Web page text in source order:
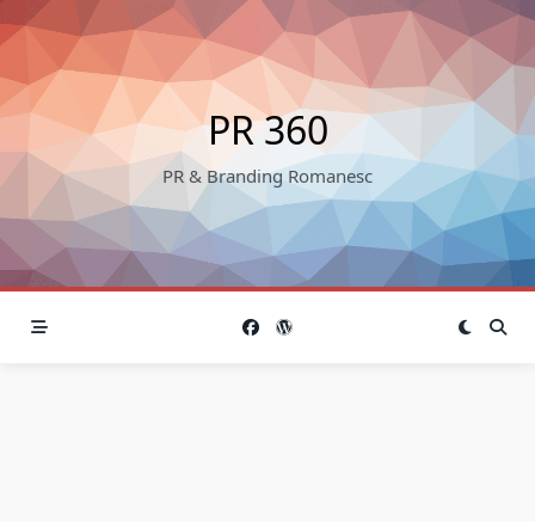
Skip
to
content
PR 360
PR & Branding Romanesc